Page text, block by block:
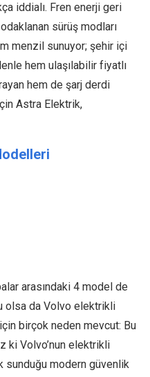
iddialı. Fren enerji geri
sürüş modları
menzil sunuyor; şehir içi
hem ulaşılabilir fiyatlı
hem de şarj derdi
Astra Elektrik,
arasındaki 4 model de
olsa da Volvo elektrikli
birçok neden mevcut: Bu
ki Volvo’nun elektrikli
sunduğu modern güvenlik